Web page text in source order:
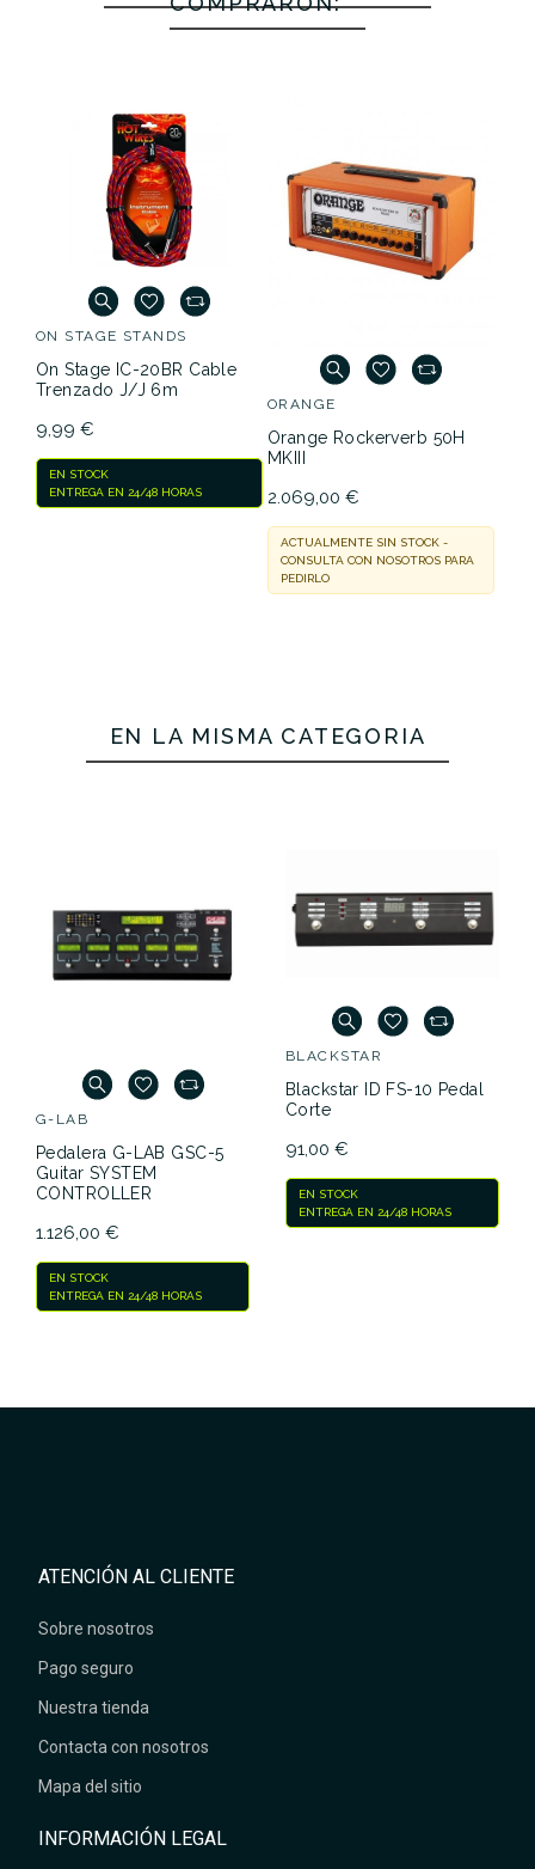
ON STAGE STANDS
On Stage IC-20BR Cable
Trenzado J/J 6m
9,99 €
EN STOCK
ENTREGA EN 24/48 HORAS
ORANGE
Orange Rockerverb 50H
MKIII
2.069,00 €
ACTUALMENTE SIN STOCK -
CONSULTA CON NOSOTROS PARA
PEDIRLO
EN LA MISMA CATEGORÍA
G-LAB
Pedalera G-LAB GSC-5
Guitar SYSTEM
CONTROLLER
1.126,00 €
EN STOCK
ENTREGA EN 24/48 HORAS
BLACKSTAR
Blackstar ID FS-10 Pedal
Corte
91,00 €
EN STOCK
ENTREGA EN 24/48 HORAS
ATENCIÓN AL CLIENTE
Sobre nosotros
Pago seguro
Nuestra tienda
Contacta con nosotros
Mapa del sitio
INFORMACIÓN LEGAL